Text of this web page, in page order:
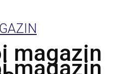
magazin
magazin